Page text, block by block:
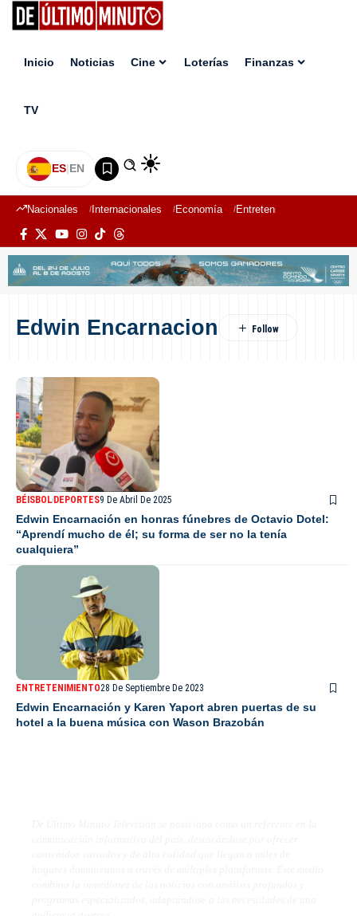
Inicio Noticias Cine Loterías Finanzas
TV
ES|EN
Nacionales Internacionales Economía Entretenimiento
Edwin Encarnacion
BÉISBOLDEPORTES9 De Abril De 2025
Edwin Encarnación en honras fúnebres de Octavio Dotel:
“Aprendí mucho de él; su forma de ser no la tenía
cualquiera”
ENTRETENIMIENTO28 De Septiembre De 2023
Edwin Encarnación y Karen Yaport abren puertas de su
hotel a la buena música con Wason Brazobán